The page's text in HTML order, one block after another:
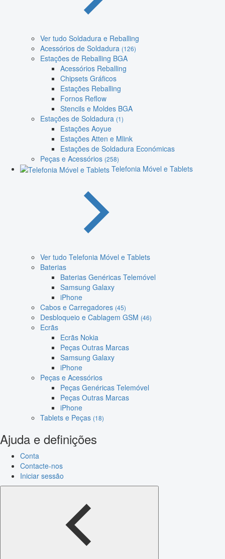
Ver tudo Soldadura e Reballing
Acessórios de Soldadura (126)
Estações de Reballing BGA
Acessórios Reballing
Chipsets Gráficos
Estações Reballing
Fornos Reflow
Stencils e Moldes BGA
Estações de Soldadura (1)
Estações Aoyue
Estações Atten e Mlink
Estações de Soldadura Económicas
Peças e Acessórios (258)
Telefonia Móvel e Tablets
Ver tudo Telefonia Móvel e Tablets
Baterias
Baterias Genéricas Telemóvel
Samsung Galaxy
iPhone
Cabos e Carregadores (45)
Desbloqueio e Cablagem GSM (46)
Ecrãs
Ecrãs Nokia
Peças Outras Marcas
Samsung Galaxy
iPhone
Peças e Acessórios
Peças Genéricas Telemóvel
Peças Outras Marcas
iPhone
Tablets e Peças (18)
Ajuda e definições
Conta
Contacte-nos
Iniciar sessão